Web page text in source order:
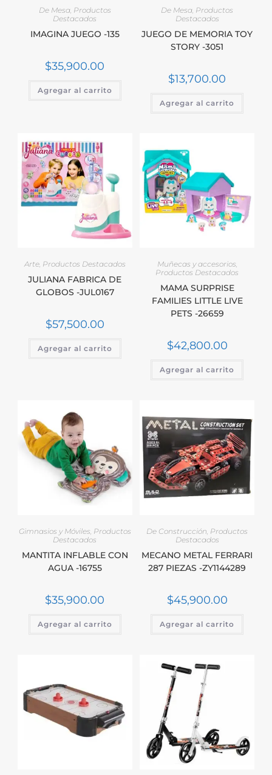
De Mesa, Productos
Destacados
IMAGINA JUEGO -135
$35,900.00
Agregar al carrito
De Mesa Productos
Destacados
JUEGO DE MEMORIA TOY
STORY -3051
$13,700.00
Agregar al carrito
Arte, Productos Destacados
JULIANA FABRICA DE
GLOBOS -JUL0167
$57,500.00
Agregar al carrito
Muñecas y accesorios,
Productos Destacados
MAMA SURPRISE
FAMILIES LITTLE LIVE
PETS -26659
$42,800.00
Agregar al carrito
Gimnasios y Móviles, Productos
Destacados
MANTITA INFLABLE CON
AGUA -16755
$35,900.00
Agregar al carrito
De Construcción, Productos
Destacados
MECANO METAL FERRARI
287 PIEZAS -ZY1144289
$45,900.00
Agregar al carrito